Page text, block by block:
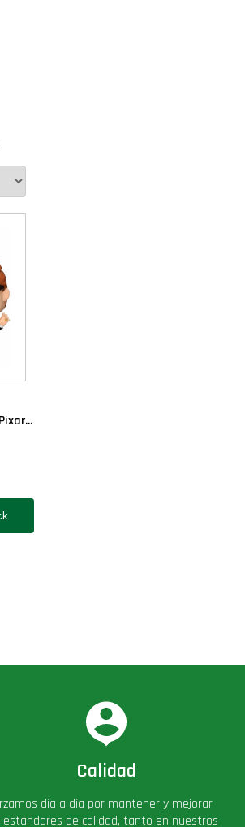
Calidad
día a día por mantener y mejorar
de calidad, tanto en nuestros